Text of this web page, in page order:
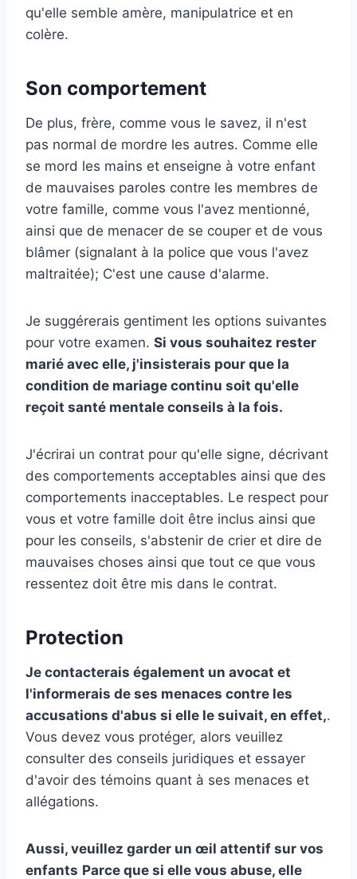
qu'elle semble amère, manipulatrice et en
colère.
Son comportement
De plus, frère, comme vous le savez, il n'est
pas normal de mordre les autres. Comme elle
se mord les mains et enseigne à votre enfant
de mauvaises paroles contre les membres de
votre famille, comme vous l'avez mentionné,
ainsi que de menacer de se couper et de vous
blâmer (signalant à la police que vous l'avez
maltraitée); C'est une cause d'alarme.
Je suggérerais gentiment les options suivantes
pour votre examen. Si vous souhaitez rester
marié avec elle, j'insisterais pour que la
condition de mariage continu soit qu'elle
reçoit santé mentale conseils à la fois.
J'écrirai un contrat pour qu'elle signe, décrivant
des comportements acceptables ainsi que des
comportements inacceptables. Le respect pour
vous et votre famille doit être inclus ainsi que
pour les conseils, s'abstenir de crier et dire de
mauvaises choses ainsi que tout ce que vous
ressentez doit être mis dans le contrat.
Protection
Je contacterais également un avocat et
l'informerais de ses menaces contre les
accusations d'abus si elle le suivait, en effet,.
Vous devez vous protéger, alors veuillez
consulter des conseils juridiques et essayer
d'avoir des témoins quant à ses menaces et
allégations.
Aussi, veuillez garder un œil attentif sur vos
enfants Parce que si elle vous abuse, elle